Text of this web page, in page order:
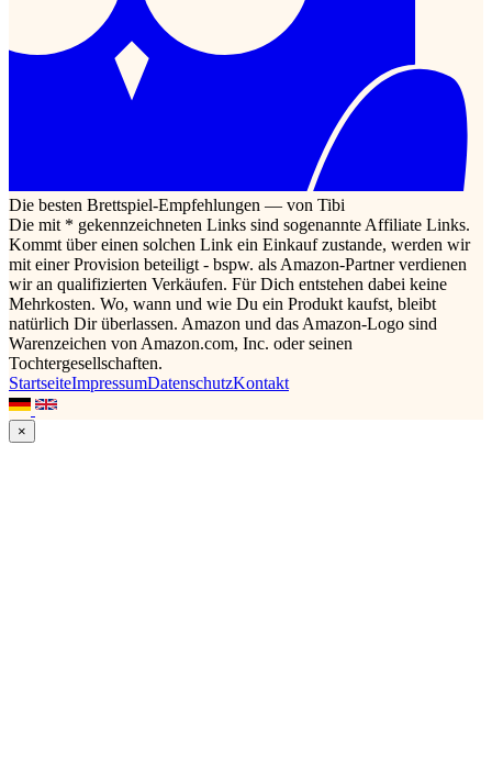
Die besten Brettspiel-Empfehlungen — von Tibi
Die mit * gekennzeichneten Links sind sogenannte Affiliate Links.
Kommt über einen solchen Link ein Einkauf zustande, werden wir
mit einer Provision beteiligt - bspw. als Amazon-Partner verdienen
wir an qualifizierten Verkäufen. Für Dich entstehen dabei keine
Mehrkosten. Wo, wann und wie Du ein Produkt kaufst, bleibt
natürlich Dir überlassen. Amazon und das Amazon-Logo sind
Warenzeichen von Amazon.com, Inc. oder seinen
Tochtergesellschaften.
StartseiteImpressumDatenschutzKontakt
×